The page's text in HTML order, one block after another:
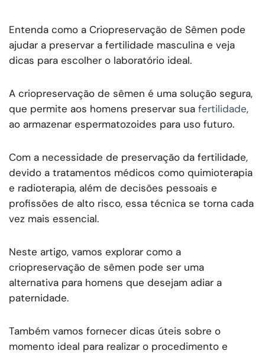
Entenda como a Criopreservação de Sêmen pode
ajudar a preservar a fertilidade masculina e veja
dicas para escolher o laboratório ideal.
A criopreservação de sêmen é uma solução segura,
que permite aos homens preservar sua fertilidade,
ao armazenar espermatozoides para uso futuro.
Com a necessidade de preservação da fertilidade,
devido a tratamentos médicos como quimioterapia
e radioterapia, além de decisões pessoais e
profissões de alto risco, essa técnica se torna cada
vez mais essencial.
Neste artigo, vamos explorar como a
criopreservação de sêmen pode ser uma
alternativa para homens que desejam adiar a
paternidade.
Também vamos fornecer dicas úteis sobre o
momento ideal para realizar o procedimento e